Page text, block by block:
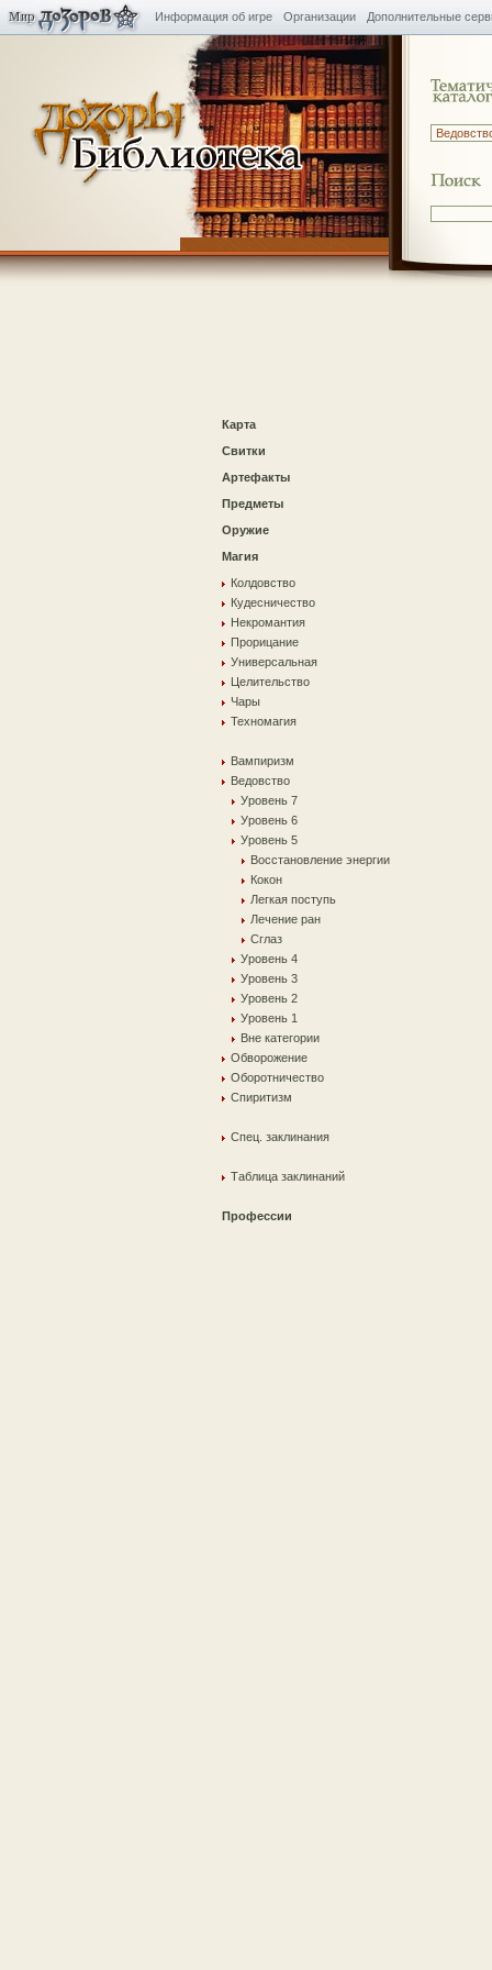
Информация об игре Организации Дополнительные
Карта
Свитки
Артефакты
Предметы
Оружие
Магия
Колдовство
Кудесничество
Некромантия
Прорицание
Универсальная
Целительство
Чары
Техномагия
Вампиризм
Ведовство
Уровень 7
Уровень 6
Уровень 5
Восстановление энергии
Кокон
Легкая поступь
Лечение ран
Сглаз
Уровень 4
Уровень 3
Уровень 2
Уровень 1
Вне категории
Обворожение
Оборотничество
Спиритизм
Спец. заклинания
Таблица заклинаний
Профессии